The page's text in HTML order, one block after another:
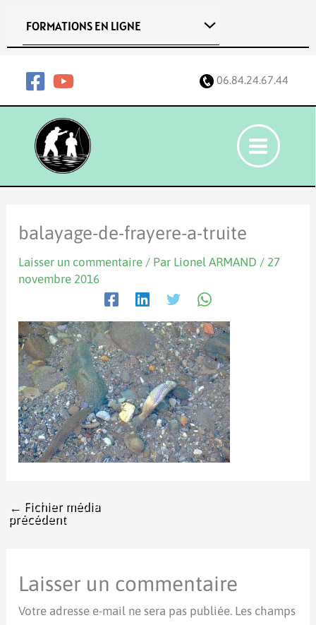
FORMATIONS EN LIGNE
06.84.24.67.44
balayage-de-frayere-a-truite
Laisser un commentaire / Par Lionel ARMAND / 27
novembre 2016
← Fichier média
précédent
Laisser un commentaire
Votre adresse e-mail ne sera pas publiée. Les champs